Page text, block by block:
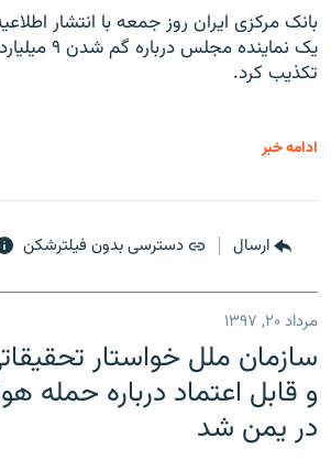
بانک مرکزی ایران روز جمعه با انتشار
یک نماینده مجلس
تکذیب کرد.
ادامه خبر
ارسال دسترسی بدون فیلترشکن
مرداد ۲۰, ۱۳۹۷
سازمان ملل خواستار
و قابل اعتماد درباره حمله
در یمن شد